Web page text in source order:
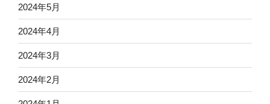
2024年5月
2024年4月
2024年3月
2024年2月